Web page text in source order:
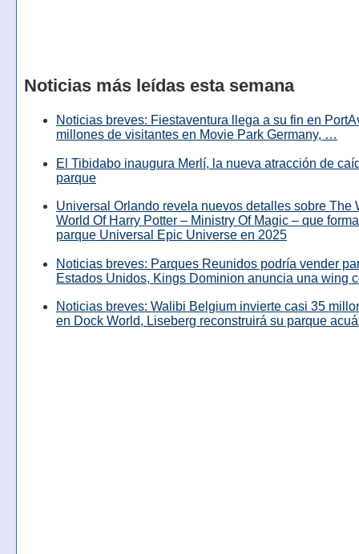
Noticias más leídas esta semana
Noticias breves: Fiestaventura llega a su fin en
millones de visitantes en Movie Park Germany, …
El Tibidabo inaugura Merlí, la nueva atracción de
parque
Universal Orlando revela nuevos detalles sobre The
World Of Harry Potter – Ministry Of Magic – que
parque Universal Epic Universe en 2025
Noticias breves: Parques Reunidos podría vender
Estados Unidos, Kings Dominion anuncia una wing
Noticias breves: Walibi Belgium invierte casi 35
en Dock World, Liseberg reconstruirá su parque